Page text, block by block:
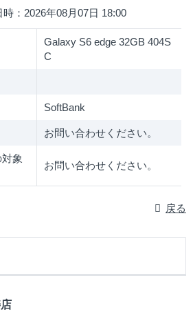
：2026年08月07日 18:00
Galaxy S6 edge 32GB 404S
C
SoftBank
お問い合わせください。
象
お問い合わせください。
戻る